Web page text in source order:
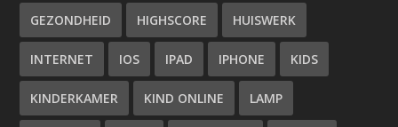
GEZONDHEID HIGHSCORE HUISWERK
INTERNET IOS IPAD IPHONE KIDS
KINDERKAMER KIND ONLINE LAMP